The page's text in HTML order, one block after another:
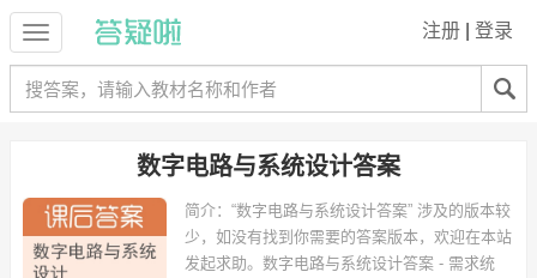
注册 登录
数字电路与系统设计答案
简介： “数字电路与系统设计答案” 涉及的版本较
少，如没有找到你需要的答案版本，欢迎在本站
发起求助。 数字电路与系统设计答案 - 需求统